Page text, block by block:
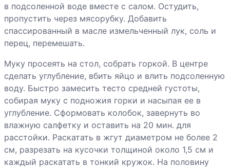
Гуляш из
сосисок с
грибами
Хинкали
Хлебец мясной
с томатом
Каннеллони
в подсоленной воде вместе с салом. Остудить,
пропустить через мясорубку. Добавить
спассированный в масле измельченный лук, соль и
перец, перемешать.
Муку просеять на стол, собрать горкой. В центре
сделать углубление, вбить яйцо и влить подсоленную
воду. Быстро замесить тесто средней густоты,
собирая муку с подножия горки и насыпая ее в
углубление. Сформовать колобок, завернуть во
влажную салфетку и оставить на 20 мин. для
расстойки. Раскатать в жгут диаметром не более 2
см, разрезать на кусочки толщиной около 1,5 см и
каждый раскатать в тонкий кружок. На половину